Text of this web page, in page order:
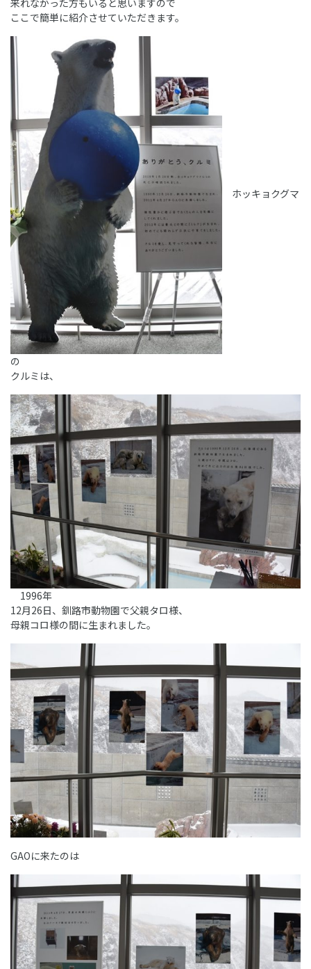
来れなかった方もいると思いますので
ここで簡単に紹介させていただきます。
ホッキョクグマ
の
クルミは、
1996年
12月26日、釧路市動物園で父親タロ様、
母親コロ様の間に生まれました。
GAOに来たのは